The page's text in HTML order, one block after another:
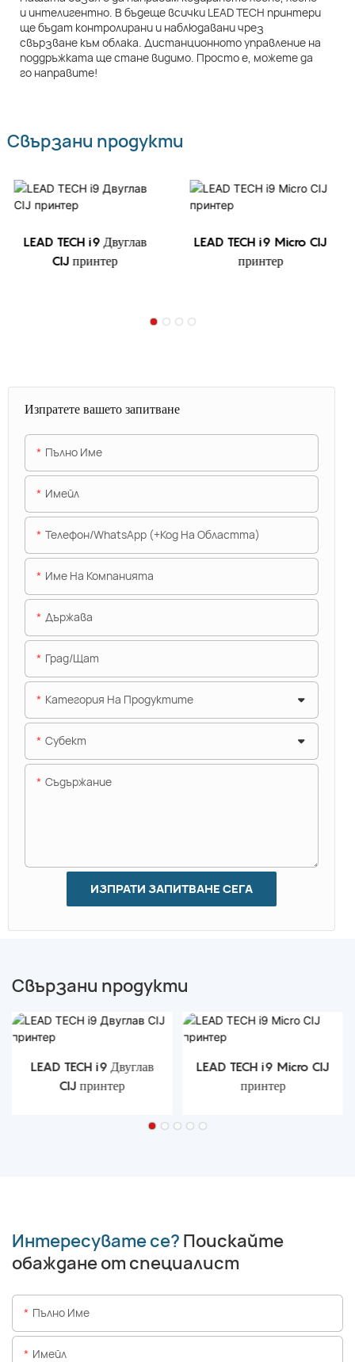
и интелигентно. В бъдеще всички LEAD TECH принтери
ще бъдат контролирани и наблюдавани чрез
свързване към облака. Дистанционното управление на
поддръжката ще стане видимо. Просто е, можете да
го направите!
Свързани продукти
LEAD TECH i9 Двуглав
CIJ принтер
LEAD TECH i9 Micro CIJ
принтер
Изпратете вашето запитване
Пълно Име
Имейл
Телефон/WhatsApp (+Код На Областта)
Име На Компанията
Държава
Град/щат
Категория На Продуктите
Субект
Съдържание
ИЗПРАТИ ЗАПИТВАНЕ СЕГА
Свързани продукти
LEAD TECH i9 Двуглав
CIJ принтер
LEAD TECH i9 Micro CIJ
принтер
Интересувате се? Поискайте
обаждане от специалист
Пълно Име
Имейл